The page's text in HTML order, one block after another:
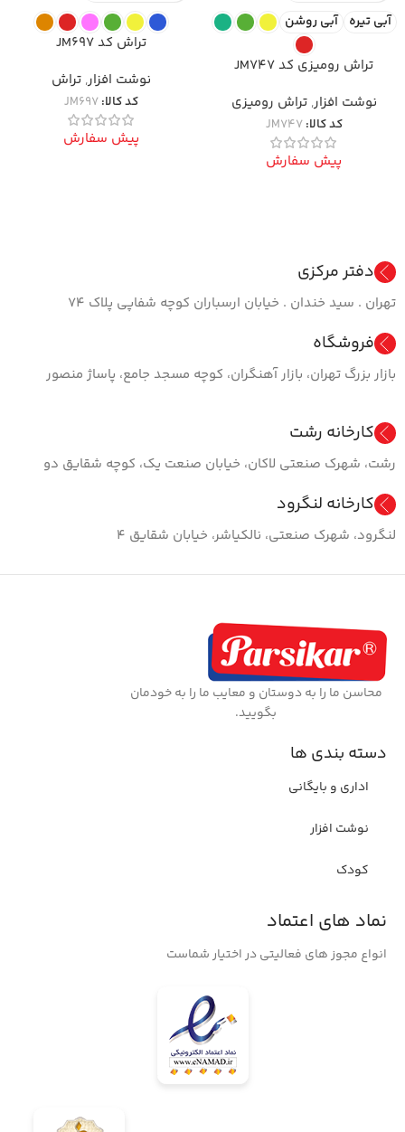
آبی تیره آبی روشن
تراش رومیزی کد JM747
نوشت افزار,تراش رومیزی
کد کالا:JM747
پیش سفارش
تراش کد JM697
نوشت افزار, تراش
کد کالا:JM697
پیش سفارش
دفتر مرکزی
تهران . سید خندان . خیابان ارسباران کوچه شفاپی پلاک ۷۴
فروشگاه
بازار بزرگ تهران، بازار آهنگران، کوچه مسجد جامع، پاساژ منصور
کارخانه رشت
رشت، شهرک صنعتی لاکان، خیابان صنعت یک، کوچه شقایق دو
کارخانه لنگرود
لنگرود، شهرک صنعتی، نالکیاشر، خیابان شقایق ۴
محاسن ما را به دوستان و معایب ما را به خودمان
بگویید.
دسته بندی ها
اداری و بایگانی
نوشت افزار
کودک
نماد های اعتماد
انواع مجوز های فعالیتی در اختیار شماست